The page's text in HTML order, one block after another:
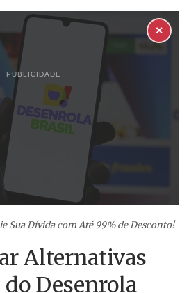
PUBLICIDADE
✕
Sua Dívida com Até 99% de Desconto!
Alternativas
Desenrola